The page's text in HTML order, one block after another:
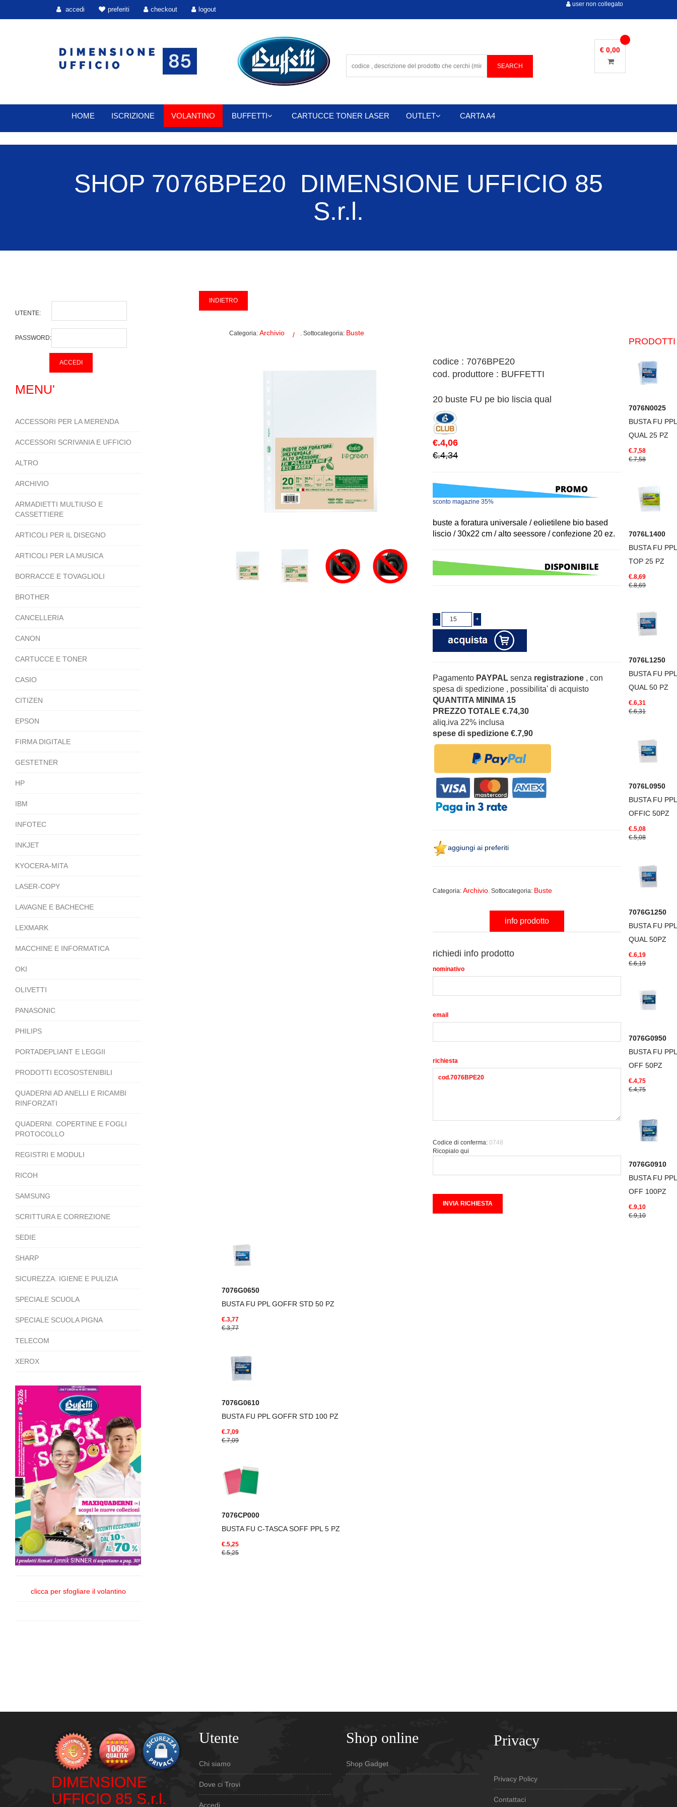
accedi preferiti checkout logout
user non collegato
€ 0,00
HOME ISCRIZIONE VOLANTINO BUFFETTI CARTUCCE TONER LASER OUTLET CARTA A4
SHOP 7076BPE20 DIMENSIONE UFFICIO 85
S.r.l.
UTENTE:
PASSWORD:
MENU'
ACCESSORI PER LA MERENDA
ACCESSORI SCRIVANIA E UFFICIO
ALTRO
ARCHIVIO
ARMADIETTI MULTIUSO E
CASSETTIERE
ARTICOLI PER IL DISEGNO
ARTICOLI PER LA MUSICA
BORRACCE E TOVAGLIOLI
BROTHER
CANCELLERIA
CANON
CARTUCCE E TONER
CASIO
CITIZEN
EPSON
FIRMA DIGITALE
GESTETNER
HP
IBM
INFOTEC
INKJET
KYOCERA-MITA
LASER-COPY
LAVAGNE E BACHECHE
LEXMARK
MACCHINE E INFORMATICA
OKI
OLIVETTI
PANASONIC
PHILIPS
PORTADEPLIANT E LEGGII
PRODOTTI ECOSOSTENIBILI
QUADERNI AD ANELLI E RICAMBI
RINFORZATI
QUADERNI. COPERTINE E FOGLI
PROTOCOLLO
REGISTRI E MODULI
RICOH
SAMSUNG
SCRITTURA E CORREZIONE
SEDIE
SHARP
SICUREZZA. IGIENE E PULIZIA
SPECIALE SCUOLA
SPECIALE SCUOLA PIGNA
TELECOM
XEROX
clicca per sfogliare il volantino
Categoria: Archivio . Sottocategoria: Buste
codice : 7076BPE20
cod. produttore : BUFFETTI
20 buste FU pe bio liscia qual
€.4,06
€.4,34
sconto magazine 35%
buste a foratura universale / eolietilene bio based
liscio / 30x22 cm / alto seessore / confezione 20 ez.
Pagamento PAYPAL senza registrazione , con
spesa di spedizione , possibilita' di acquisto
QUANTITA MINIMA 15
PREZZO TOTALE €.74,30
aliq.iva 22% inclusa
spese di spedizione €.7,90
aggiungi ai preferiti
Categoria:Archivio . Sottocategoria: Buste
info prodotto
richiedi info prodotto
nominativo
email
richiesta
Codice di conferma:0748
Ricopialo qui
7076N0025
BUSTA FU
QUAL 25 PZ
€.7,58
€.7,58
7076L1400
BUSTA FU
TOP 25 PZ
€.8,69
€.8,69
7076L1250
BUSTA FU
QUAL 50 PZ
€.6,31
€.6,31
7076L0950
BUSTA FU
OFFIC 50PZ
€.5,08
€.5,08
7076G1250
BUSTA FU
QUAL 50PZ
€.6,19
€.6,19
7076G0950
BUSTA FU
OFF 50PZ
€.4,75
€.4,75
7076G0910
BUSTA FU
OFF 100PZ
€.9,10
€.9,10
7076G0650
BUSTA FU PPL GOFFR STD 50 PZ
€.3,77
€.3,77
7076G0610
BUSTA FU PPL GOFFR STD 100 PZ
€.7,09
€.7,09
7076CP000
BUSTA FU C-TASCA SOFF PPL 5 PZ
€.5,25
€.5,25
DIMENSIONE
UFFICIO 85 S.r.l.
Utente
Chi siamo
Dove ci Trovi
Accedi
Shop online
Shop Gadget
Privacy
Privacy Policy
Contattaci